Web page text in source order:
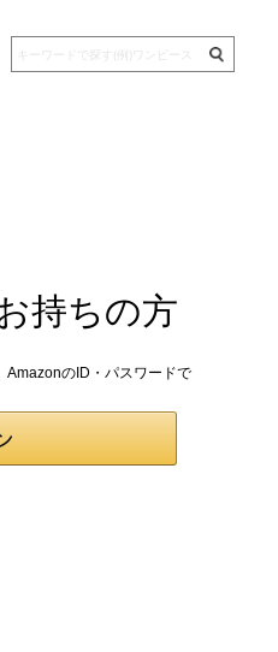
持ちの方
AmazonのID・パスワードで